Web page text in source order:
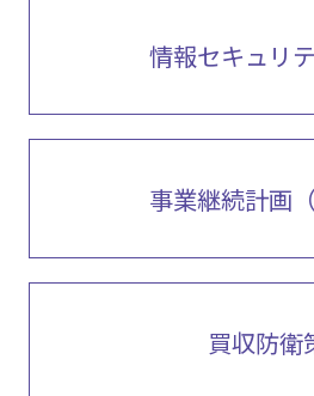
情報セキュリ
事業継続計画（
買収防衛